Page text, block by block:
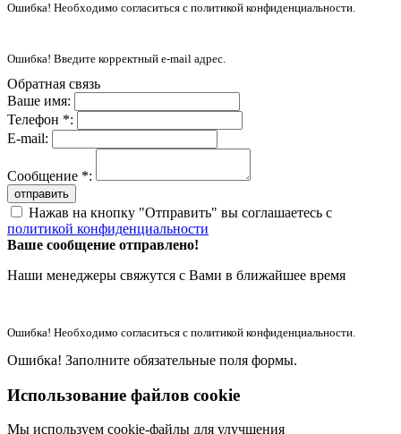
Ошибка! Необходимо согласиться с политикой конфиденциальности.
Ошибка! Введите корректный e-mail адрес.
Обратная связь
Ваше имя:
Телефон *:
E-mail:
Сообщение *:
отправить
Нажав на кнопку "Отправить" вы соглашаетесь с
политикой конфиденциальности
Ваше сообщение отправлено!
Наши менеджеры свяжутся с Вами в ближайшее время
Ошибка! Необходимо согласиться с политикой конфиденциальности.
Ошибка! Заполните обязательные поля формы.
Использование файлов cookie
Мы используем cookie-файлы для улучшения